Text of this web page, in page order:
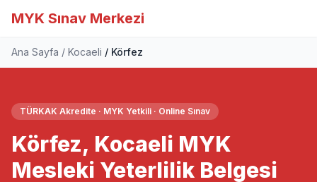
MYK Sınav Merkezi
Ana Sayfa Kocaeli Körfez
TÜRKAK Akredite · MYK Yetkili · Online Sınav
Körfez, Kocaeli MYK
Mesleki Yeterlilik Belgesi